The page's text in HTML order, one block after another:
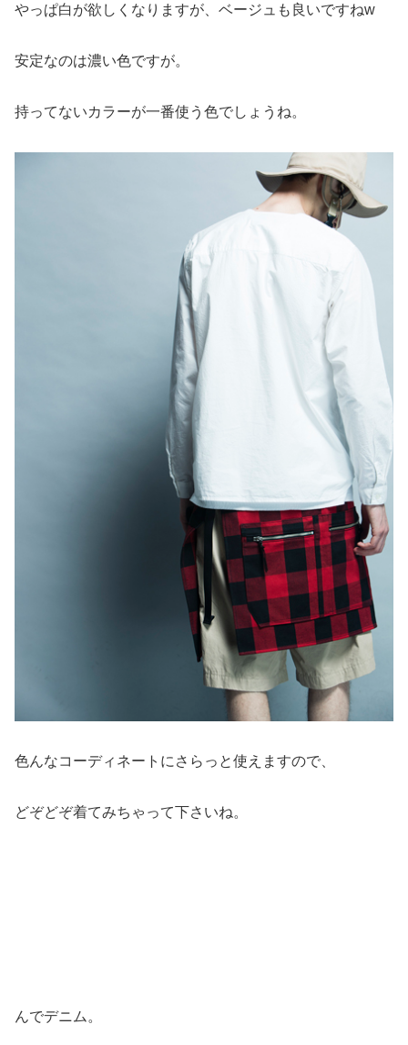
やっぱ白が欲しくなりますが、ベージュも良いですねw
安定なのは濃い色ですが。
持ってないカラーが一番使う色でしょうね。
色んなコーディネートにさらっと使えますので、
どぞどぞ着てみちゃって下さいね。
んでデニム。